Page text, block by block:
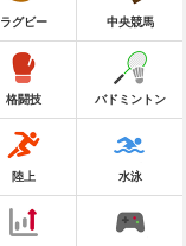
ラグビー 中央競馬
格闘技 バドミントン
陸上 水泳